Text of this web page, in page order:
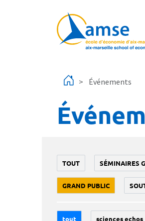
Événements
TOUT SÉMINAIRES
GRAND PUBLIC
tout sciences echos